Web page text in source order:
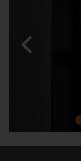
chevron_left